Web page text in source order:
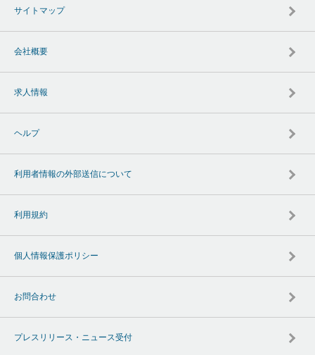
サイトマップ
会社概要
求人情報
ヘルプ
利用者情報の外部送信について
利用規約
個人情報保護ポリシー
お問合わせ
プレスリリース・ニュース受付